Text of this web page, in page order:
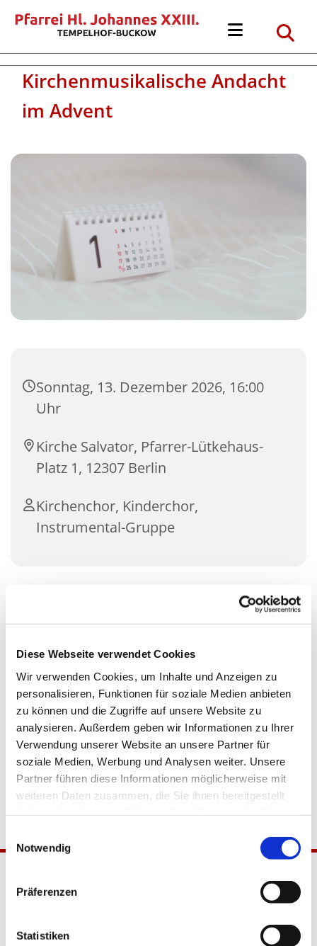
Diese Webseite verwendet Cookies
Wir verwenden Cookies, um Inhalte und Anzeigen zu
personalisieren, Funktionen für soziale Medien anbieten
zu können und die Zugriffe auf unsere Website zu
analysieren. Außerdem geben wir Informationen zu Ihrer
Verwendung unserer Website an unsere Partner für
soziale Medien, Werbung und Analysen weiter. Unsere
Partner führen diese Informationen möglicherweise mit
weiteren Daten zusammen, die Sie ihnen bereitgestellt
Notwendig
Präferenzen
Statistiken
Kirchenmusikalische Andacht
im Advent
Sonntag, 13. Dezember 2026, 16:00
Uhr
Kirche Salvator, Pfarrer-Lütkehaus-
Platz 1, 12307 Berlin
Kirchenchor, Kinderchor,
Instrumental-Gruppe